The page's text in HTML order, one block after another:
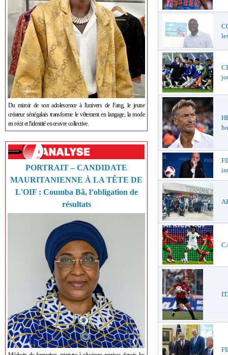
Du miroir de son adolescence à l'univers de Fang, le jeune
créateur sénégalais transforme le vêtement en langage, la mode
en récit et l'identité en œuvre collective.
PORTRAIT – CANDIDATE
MAURITANIENNE À LA TÊTE DE
L'OIF : Coumba Bâ, l’obligation de
résultats